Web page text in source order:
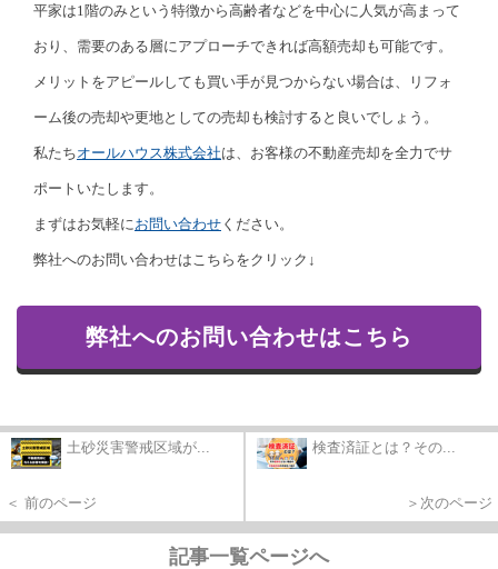
平家は1階のみという特徴から高齢者などを中心に人気が高まって
おり、需要のある層にアプローチできれば高額売却も可能です。
メリットをアピールしても買い手が見つからない場合は、リフォ
ーム後の売却や更地としての売却も検討すると良いでしょう。
私たちオールハウス株式会社は、お客様の不動産売却を全力でサ
ポートいたします。
まずはお気軽に お問い合わせ ください。
弊社へのお問い合わせはこちらをクリック↓
弊社へのお問い合わせはこちら
土砂災害警戒区域が...
＜ 前のページ
検査済証とは？その...
＞次のページ
記事一覧ページへ